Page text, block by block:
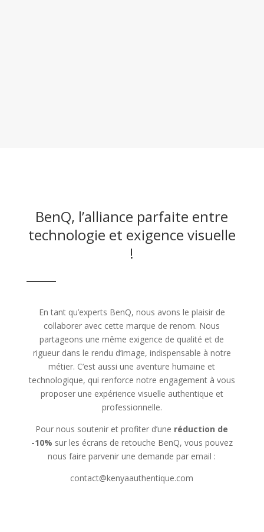
BenQ, l’alliance parfaite entre
technologie et exigence visuelle
!
En tant qu’experts BenQ, nous avons le plaisir de
collaborer avec cette marque de renom. Nous
partageons une même exigence de qualité et de
rigueur dans le rendu d’image, indispensable à notre
métier. C’est aussi une aventure humaine et
technologique, qui renforce notre engagement à vous
proposer une expérience visuelle authentique et
professionnelle.
Pour nous soutenir et profiter d’une réduction de
-10% sur les écrans de retouche BenQ, vous pouvez
nous faire parvenir une demande par email :
contact@kenyaauthentique.com